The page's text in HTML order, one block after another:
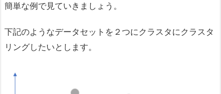
簡単な例で見ていきましょう。
下記のようなデータセットを２つにクラスタにクラスタ
リングしたいとします。